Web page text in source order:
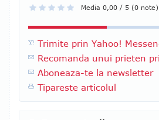
Media 0,00 / 5 (0 note)
Trimite prin Yahoo!
Recomanda unui prieten
Aboneaza-te la newsletter
Tipareste articolul